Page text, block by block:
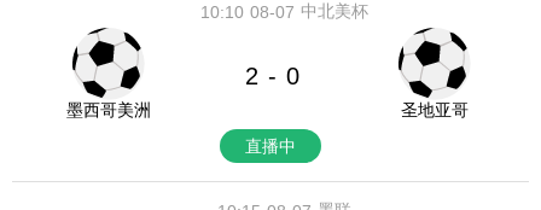
08-07
10:10 中北美杯
墨西哥美洲
2 - 0
圣地亚哥
直播中